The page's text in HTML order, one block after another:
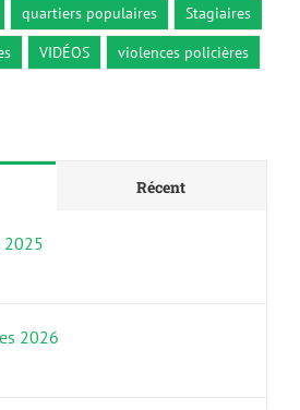
quartiers populaires
Stagiaires
VIDÉOS
violences policières
Récent
2025
2026